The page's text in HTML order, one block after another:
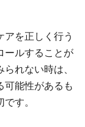
アを正しく行う
ールすることが
れない時は、
可能性があるも
す。